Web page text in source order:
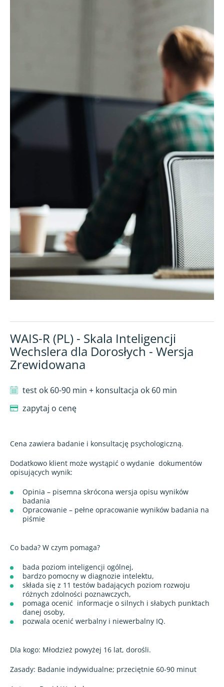
WAIS-R (PL) - Skala Inteligencji
Wechslera dla Dorosłych - Wersja
Zrewidowana
test ok 60-90 min + konsultacja ok 60 min
zapytaj o cenę
Cena zawiera badanie i konsultację psychologiczną.
Dodatkowo klient może wystąpić o wydanie dokumentów
opisujących wynik:
Opinia – pisemna skrócona wersja opisu wyników
badania
Opracowanie – pełne opracowanie wyników badania na
piśmie
Co bada? W czym pomaga?
bada poziom inteligencji ogólnej,
bardzo pomocny w diagnozie intelektu,
składa się z 11 testów badających poziom rozwoju
różnych zdolności poznawczych,
pomaga ocenić informacje o silnych i słabych punktach
danej osoby,
pozwala ocenić werbalny i niewerbalny IQ.
Dla kogo: Młodzież powyżej 16 lat, dorośli.
Zasady: Badanie indywidualne; przeciętnie 60-90 minut